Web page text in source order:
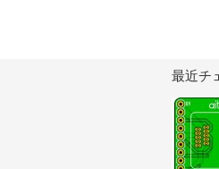
最近チ